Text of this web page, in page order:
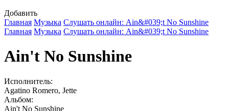
Добавить
Главная Музыка Слушать онлайн: Ain&#039;t No Sunshine
Главная Музыка Слушать онлайн: Ain&#039;t No Sunshine
Ain't No Sunshine
Исполнитель:
Agatino Romero, Jette
Альбом:
Ain't No Sunshine